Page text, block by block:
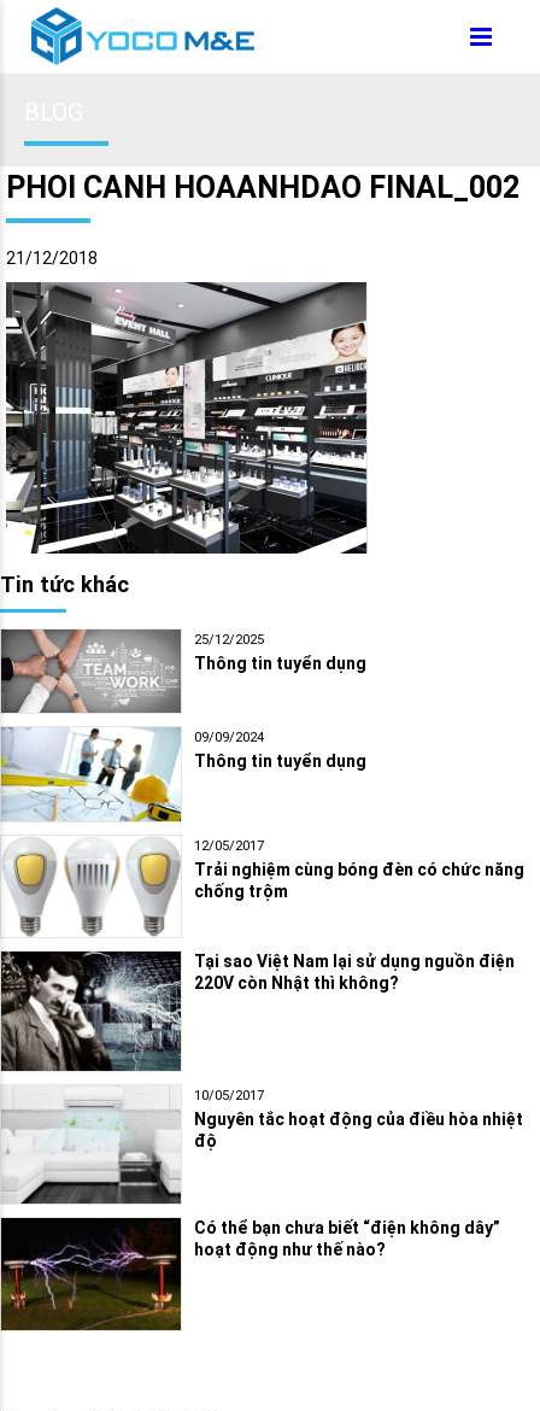
PHOI CANH HOAANHDAO FINAL_002
21/12/2018
Tin tức khác
25/12/2025
Thông tin tuyển dụng
09/09/2024
Thông tin tuyển dụng
12/05/2017
Trải nghiệm cùng bóng đèn có chức năng
chống trộm
Tại sao Việt Nam lại sử dụng nguồn điện
220V còn Nhật thì không?
10/05/2017
Nguyên tắc hoạt động của điều hòa nhiệt
độ
Có thể bạn chưa biết “điện không dây”
hoạt động như thế nào?